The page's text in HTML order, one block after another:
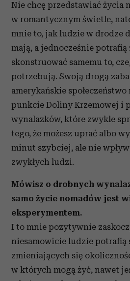
Nie chcę przedstawiać życia
w romantycznym świetle,
mnie to, jak ludzie w drodze
mają, a jednocześnie
skonstruować samemu to,
potrzebują. Swoją drogą
amerykańskie społeczeństwo
punkcie Doliny Krzemowej i
wynalazków, które zwykle
tego, że możesz uprać albo
minut szybciej, ale nie
zwykłych ludzi.
Mówisz o drobnych
samo życie nomadów jest
eksperymentem.
I to mnie pozytywnie
niesamowicie ludzie potrafią
zmieniających się
w których mogą żyć, nawet